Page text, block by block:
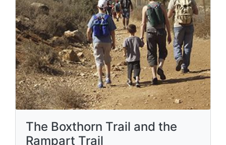
The Boxthorn Trail and the
Rampart Trail